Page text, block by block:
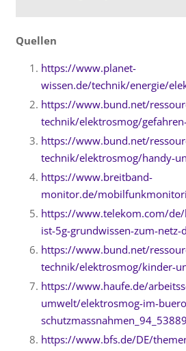
Quellen
https://www.planet-
wissen.de/technik/energie/
https://www.bund.net/
technik/elektrosmog/
https://www.bund.net/
technik/elektrosmog/handy-
https://www.breitband-
monitor.de/
https://www.telekom.com/
ist-5g-grundwissen-zum-
https://www.bund.net/
technik/elektrosmog/kinder-
https://www.haufe.de/
umwelt/elektrosmog-im-
https://www.bfs.de/DE/